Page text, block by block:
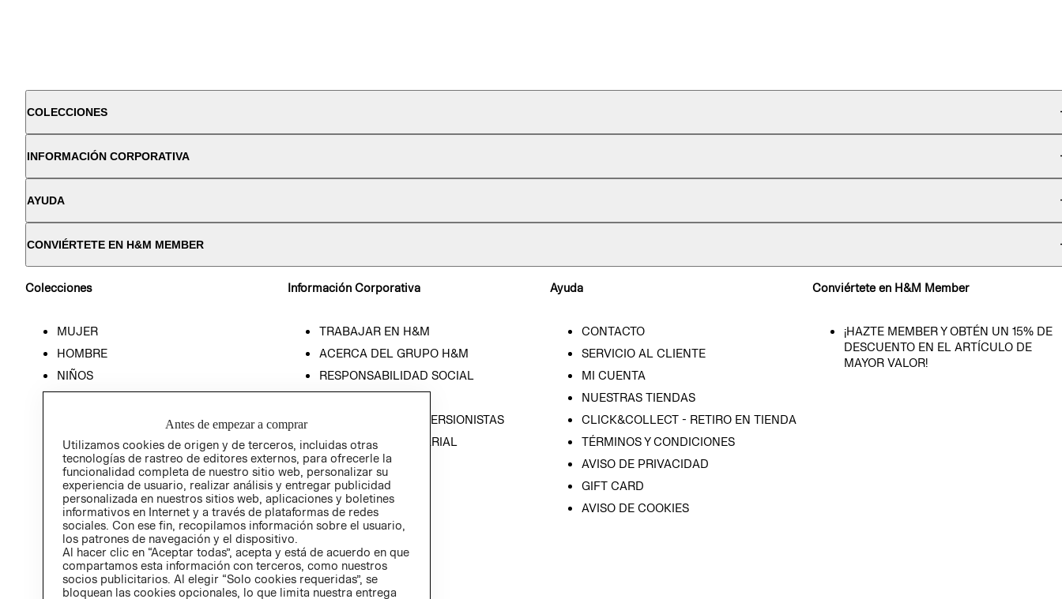
COLECCIONES
INFORMACIÓN CORPORATIVA
AYUDA
CONVIÉRTETE EN H&M MEMBER
Colecciones
MUJER
HOMBRE
NIÑOS
Información Corporativa
TRABAJAR EN H&M
ACERCA DEL GRUPO H&M
RESPONSABILIDAD SOCIAL
RELACIÓN CON INVERSIONISTAS
POLÍTICA EMPRESARIAL
Ayuda
CONTACTO
SERVICIO AL CLIENTE
MI CUENTA
NUESTRAS TIENDAS
CLICK&COLLECT - RETIRO EN TIENDA
TÉRMINOS Y CONDICIONES
AVISO DE PRIVACIDAD
GIFT CARD
AVISO DE COOKIES
Conviértete en H&M Member
¡HAZTE MEMBER Y OBTÉN UN 15% DE
DESCUENTO EN EL ARTÍCULO DE
MAYOR VALOR!
Antes de empezar a comprar
Utilizamos cookies de origen y de terceros, incluidas otras
tecnologías de rastreo de editores externos, para ofrecerle la
funcionalidad completa de nuestro sitio web, personalizar su
experiencia de usuario, realizar análisis y entregar publicidad
personalizada en nuestros sitios web, aplicaciones y boletines
informativos en Internet y a través de plataformas de redes
sociales. Con ese fin, recopilamos información sobre el usuario,
los patrones de navegación y el dispositivo.
Al hacer clic en “Aceptar todas”, acepta y está de acuerdo en que
compartamos esta información con terceros, como nuestros
socios publicitarios. Al elegir “Solo cookies requeridas”, se
bloquean las cookies opcionales, lo que limita nuestra entrega